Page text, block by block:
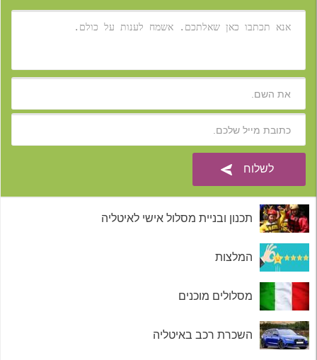
תכנון ובניית מסלול אישי לאיטליה
המלצות
מסלולים מוכנים
השכרת רכב באיטליה